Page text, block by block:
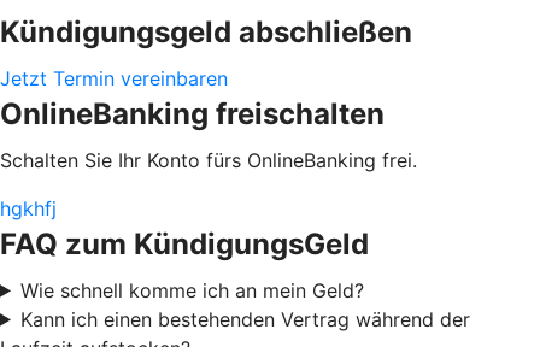
Kündigungsgeld abschließen
Jetzt Termin vereinbaren
OnlineBanking freischalten
Schalten Sie Ihr Konto fürs OnlineBanking frei.
hgkhfj
FAQ zum KündigungsGeld
Wie schnell komme ich an mein Geld?
Kann ich einen bestehenden Vertrag während der